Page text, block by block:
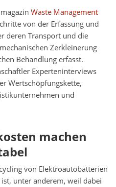
Waste Management
von der Erfassung und
deren Transport und die
Zerkleinerung
Behandlung erfasst.
Experteninterviews
Wertschöpfungskette,
und
machen
von Elektroautobatterien
unter anderem, weil dabei